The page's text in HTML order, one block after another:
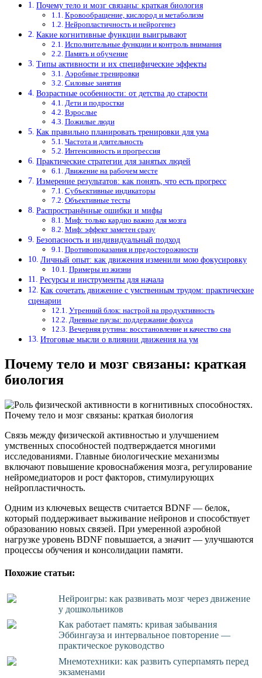
Почему тело и мозг связаны: краткая биология
Кровообращение, кислород и метаболизм
Нейропластичность и нейрогенез
Какие когнитивные функции выигрывают
Исполнительные функции и контроль внимания
Память и обучение
Типы активности и их специфические эффекты
Аэробные тренировки
Силовые занятия
Возрастные особенности: от детства до старости
Дети и подростки
Взрослые
Пожилые люди
Как правильно планировать тренировки для ума
Частота и длительность
Интенсивность и прогрессия
Практические стратегии для занятых людей
Движение на рабочем месте
Измерение результатов: как понять, что есть прогресс
Субъективные индикаторы
Объективные тесты
Распространённые ошибки и мифы
Миф: только кардио важно для мозга
Миф: эффект заметен сразу
Безопасность и индивидуальный подход
Противопоказания и предосторожности
Личный опыт: как движения изменили мою фокусировку
Примеры из жизни
Ресурсы и инструменты для начала
Как сочетать движение с умственным трудом: практические
сценарии
Утренний блок: настрой на продуктивность
Дневные паузы: поддержание фокуса
Вечерняя рутина: восстановление и качество сна
Итоговые мысли о влиянии движения на ум
Почему тело и мозг связаны: краткая
биология
Связь между физической активностью и улучшением
умственных способностей подтверждается многими
исследованиями. Главные биологические механизмы
включают повышение кровоснабжения мозга, регулирование
нейромедиаторов и рост факторов, стимулирующих
нейропластичность.
Одним из ключевых веществ считается BDNF — белок,
который поддерживает выживание нейронов и способствует
образованию новых связей. При умеренной аэробной
нагрузке уровень BDNF повышается, а значит — улучшаются
процессы обучения и консолидации памяти.
Похожие статьи:
Нейроигры: как развивать мозг через движение
у дошкольников
Как работает память: кривая забывания
Эббингауза и интервальное повторение —
практическое руководство
Мнемотехники: как развить суперпамять перед
экзаменами